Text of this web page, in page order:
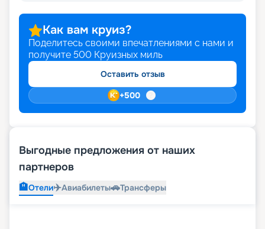
Как вам круиз?
Поделитесь своими впечатлениями с нами и
получите 500 Круизных миль
Оставить отзыв
+500
Выгодные предложения от наших
партнеров
🏨Отели✈️Авиабилеты🚗Трансферы